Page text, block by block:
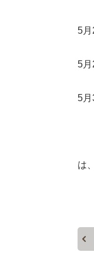
5月
5月
5月
は